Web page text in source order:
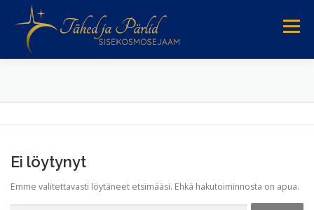
sisältöön
Valikko
Ei löytynyt
Emme valitettavasti löytäneet etsimääsi. Ehkä hakutoiminnosta on apua.